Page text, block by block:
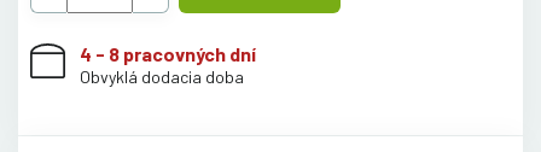
4 - 8 pracovných dní
Obvyklá dodacia doba